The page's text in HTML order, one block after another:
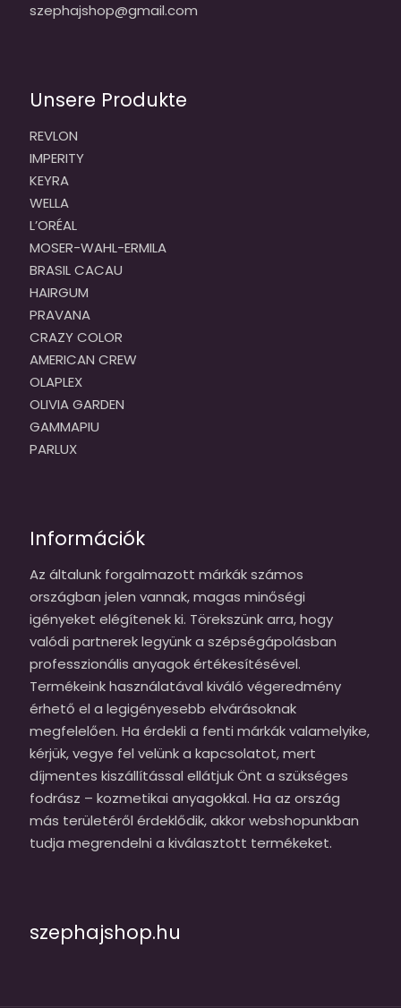
szephajshop@gmail.com
Unsere Produkte
REVLON
IMPERITY
KEYRA
WELLA
L’ORÉAL
MOSER-WAHL-ERMILA
BRASIL CACAU
HAIRGUM
PRAVANA
CRAZY COLOR
AMERICAN CREW
OLAPLEX
OLIVIA GARDEN
GAMMAPIU
PARLUX
Információk
Az általunk forgalmazott márkák számos
országban jelen vannak, magas minőségi
igényeket elégítenek ki. Törekszünk arra, hogy
valódi partnerek legyünk a szépségápolásban
professzionális anyagok értékesítésével.
Termékeink használatával kiváló végeredmény
érhető el a legigényesebb elvárásoknak
megfelelően. Ha érdekli a fenti márkák valamelyike,
kérjük, vegye fel velünk a kapcsolatot, mert
díjmentes kiszállítással ellátjuk Önt a szükséges
fodrász – kozmetikai anyagokkal. Ha az ország
más területéről érdeklődik, akkor webshopunkban
tudja megrendelni a kiválasztott termékeket.
szephajshop.hu